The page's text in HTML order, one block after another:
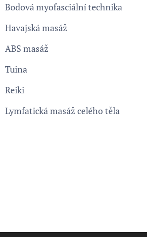
Bodová myofasciální technika
Havajská masáž
ABS masáž
Tuina
Reiki
Lymfatická masáž celého těla